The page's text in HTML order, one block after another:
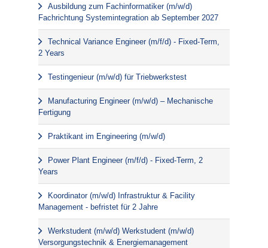
Ausbildung zum Fachinformatiker (m/w/d)
Fachrichtung Systemintegration ab September 2027
Technical Variance Engineer (m/f/d) - Fixed-Term,
2 Years
Testingenieur (m/w/d) für Triebwerkstest
Manufacturing Engineer (m/w/d) – Mechanische
Fertigung
Praktikant im Engineering (m/w/d)
Power Plant Engineer (m/f/d) - Fixed-Term, 2
Years
Koordinator (m/w/d) Infrastruktur & Facility
Management - befristet für 2 Jahre
Werkstudent (m/w/d) Werkstudent (m/w/d)
Versorgungstechnik & Energiemanagement